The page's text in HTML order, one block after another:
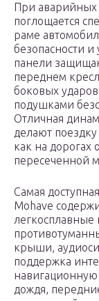
При аварийных
поглощается
раме
безопасности
панели
переднем
боковых
подушками
Отличная
делают
как на дорогах
пересеченной
Самая
Mohave
крыши,
поддержка
дождя,